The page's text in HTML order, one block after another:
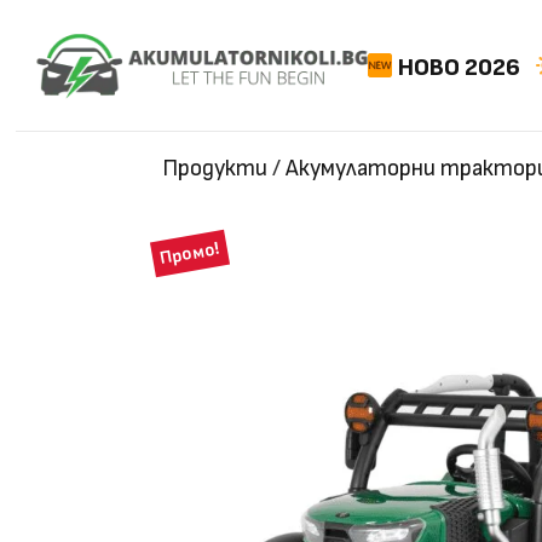
НОВО 2026
Продукти /Акумулаторни
Промо!